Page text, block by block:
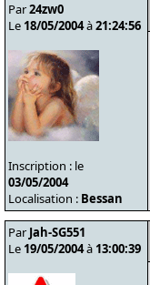
Par24zw0
Le 18/05/2004à21:24:56
Inscription : le
03/05/2004
Localisation : Bessan
Par Jah-SG551
Le 19/05/2004à 13:00:39